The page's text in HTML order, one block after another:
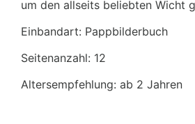
um den allseits beliebten Wicht
Einbandart: Pappbilderbuch
Seitenanzahl: 12
Altersempfehlung: ab 2 Jahren